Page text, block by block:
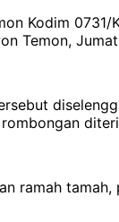
Kodim
Temon,
ramah